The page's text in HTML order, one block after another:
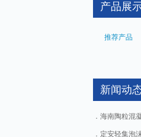
产品展
推荐产品
新闻动
海南陶粒混
定安轻集泡